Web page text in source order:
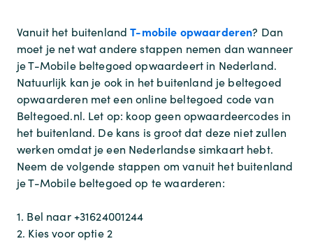
Vanuit het buitenlandT-mobile opwaarderen? Dan
moet je net wat andere stappen nemen dan wanneer
je T-Mobile beltegoed opwaardeert in Nederland.
Natuurlijk kan je ook in het buitenland je beltegoed
opwaarderen met een online beltegoed code van
Beltegoed.nl. Let op: koop geen opwaardeercodes in
het buitenland. De kans is groot dat deze niet zullen
werken omdat je een Nederlandse simkaart hebt.
Neem de volgende stappen om vanuit het buitenland
je T-Mobile beltegoed op te waarderen:
1. Bel naar +31624001244
2. Kies voor optie 2